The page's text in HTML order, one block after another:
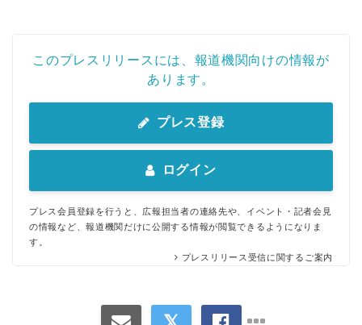
このプレスリリースには、報道機関向けの情報が
あります。
プレス登録
ログイン
プレス会員登録を行うと、広報担当者の連絡先や、イベント・記者会見
の情報など、報道機関だけに公開する情報が閲覧できるようになりま
す。
プレスリリース受信に関するご案内